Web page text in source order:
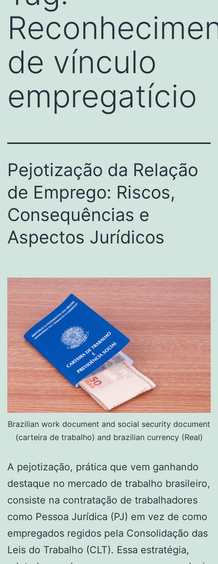
de vínculo
empregatício
Pejotização da Relação
de Emprego: Riscos,
Consequências e
Aspectos Jurídicos
Brazilian work document and social security document
(carteira de trabalho) and brazilian currency (Real)
A pejotização, prática que vem ganhando
destaque no mercado de trabalho brasileiro,
consiste na contratação de trabalhadores
como Pessoa Jurídica (PJ) em vez de como
empregados regidos pela Consolidação das
Leis do Trabalho (CLT). Essa estratégia,